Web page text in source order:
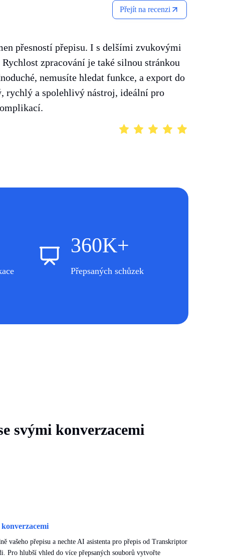
Přejít na recenzi
přesností přepisu. I s delšími zvukovými
zpracování je také silnou stránkou
nemusíte hledat funkce, a export do
rychlý a spolehlivý nástroj, ideální pro
360K+
Přepsaných schůzek
svými konverzacemi
vašeho přepisu a nechte AI asistenta pro přepis od Transkriptor
Pro hlubší vhled do více přepsaných souborů vytvořte